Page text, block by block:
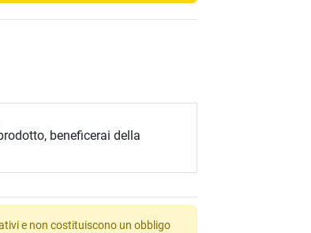
beneficerai della
e non costituiscono un obbligo